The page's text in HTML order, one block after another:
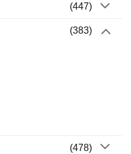
(447)
(383)
(478)